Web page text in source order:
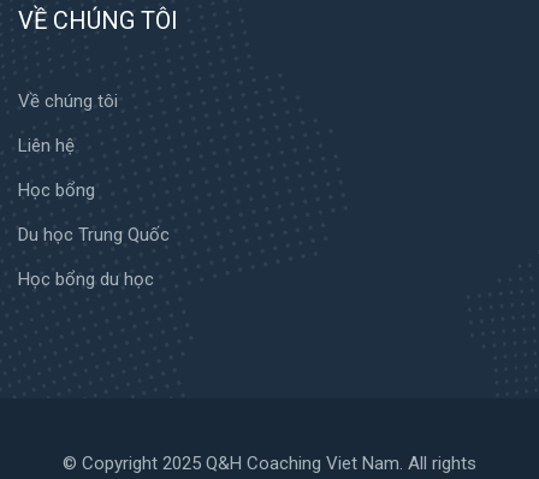
VỀ CHÚNG TÔI
Về chúng tôi
Liên hệ
Học bổng
Du học Trung Quốc
Học bổng du học
© Copyright 2025 Q&H Coaching Viet Nam. All rights